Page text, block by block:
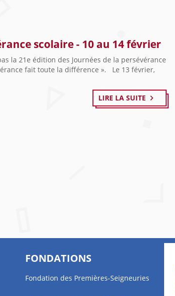
scolaire - 10 au 14 février
la 21e édition des Journées de la persévérance
fait toute la différence ». Le 13 février,
LIRE LA SUITE
FONDATIONS
Fondation des Premières-Seigneuries